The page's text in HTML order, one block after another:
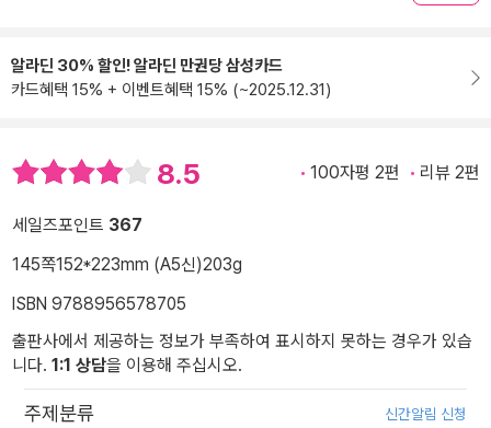
알라딘 30% 할인! 알라딘 만권당 삼성카드
카드혜택 15% + 이벤트혜택 15% (~2025.12.31)
8.5 100자평 2편 리뷰 2편
세일즈포인트 367
145쪽152*223mm (A5신)203g
ISBN 9788956578705
출판사에서 제공하는 정보가 부족하여 표시하지 못하는 경우가 있습
니다. 1:1 상담을 이용해 주십시오.
주제분류 신간알림 신청